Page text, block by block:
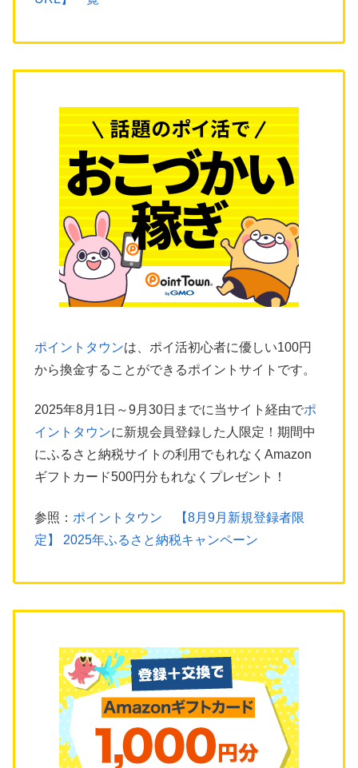
ポイントタウンは、ポイ活初心者に優しい100円
から換金することができるポイントサイトです。
2025年8月1日～9月30日までに当サイト経由でポ
イントタウンに新規会員登録した人限定！期間中
にふるさと納税サイトの利用でもれなくAmazon
ギフトカード500円分もれなくプレゼント！
参照： ポイントタウン 【8月9月新規登録者限
定】 2025年ふるさと納税キャンペーン